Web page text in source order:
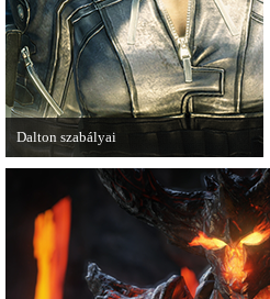
Dalton szabályai
Új videóval jelentkezik az Insomniac
Games játéka, a Fuse.